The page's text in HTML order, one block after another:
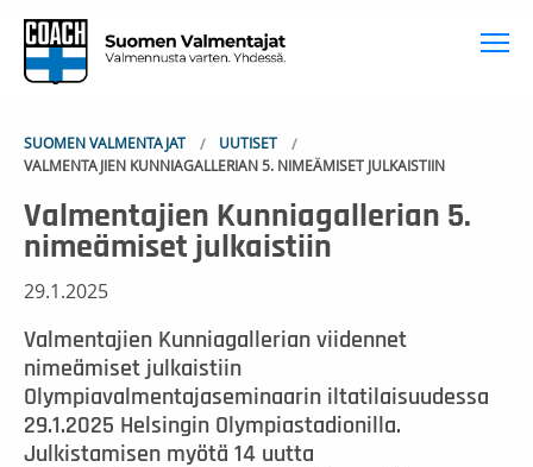
SUOMEN VALMENTAJAT
UUTISET
VALMENTAJIEN KUNNIAGALLERIAN 5. NIMEÄMISET JULKAISTIIN
Valmentajien Kunniagallerian 5.
nimeämiset julkaistiin
29.1.2025
Valmentajien Kunniagallerian viidennet
nimeämiset julkaistiin
Olympiavalmentajaseminaarin iltatilaisuudessa
29.1.2025 Helsingin Olympiastadionilla.
Julkistamisen myötä 14 uutta